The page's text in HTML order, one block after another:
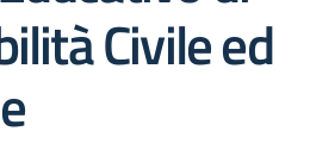
Civile ed